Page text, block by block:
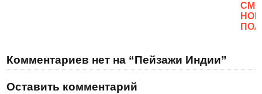
Комментариев нет на “Пейзажи Индии”
Оставить комментарий